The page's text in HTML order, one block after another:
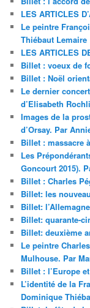
LES ARTICLES
Le peintre
Thiébaut Lemaire
LES ARTICLES
Billet : voeux de
Billet : Noël
Le dernier
d’Elisabeth
Images de la
d’Orsay. Par
Billet : massacre
Les
Goncourt 2015).
Billet : Charles
Billet: les
Billet:
Billet: quarante-
Billet: deuxième
Le peintre
Mulhouse. Par
Billet : l’Europe
L’identité de la
Dominique